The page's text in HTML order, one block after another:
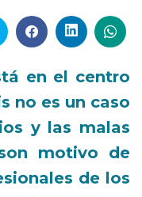
en el centro
no es un caso
y las malas
motivo de
de los
el país.